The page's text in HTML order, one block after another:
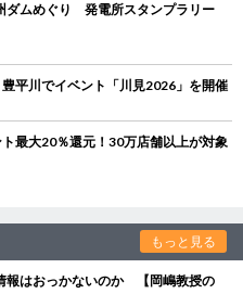
ダムめぐり 発電所スタンプラリー
平川でイベント「川見2026」を開催
最大20％還元！30万店舗以上が対象
もっと見る
報はおっかないのか 【岡嶋教授の